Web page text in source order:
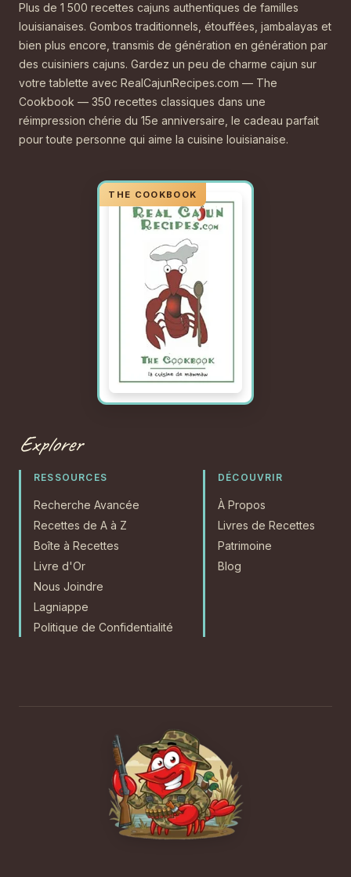
Plus de 1 500 recettes cajuns authentiques de familles
louisianaises. Gombos traditionnels, étouffées, jambalayas et
bien plus encore, transmis de génération en génération par
des cuisiniers cajuns. Gardez un peu de charme cajun sur
votre tablette avec RealCajunRecipes.com — The
Cookbook — 350 recettes classiques dans une
réimpression chérie du 15e anniversaire, le cadeau parfait
pour toute personne qui aime la cuisine louisianaise.
Explorer
RESSOURCES
Recherche Avancée
Recettes de A à Z
Boîte à Recettes
Livre d'Or
Nous Joindre
Lagniappe
Politique de Confidentialité
DÉCOUVRIR
À Propos
Livres de Recettes
Patrimoine
Blog